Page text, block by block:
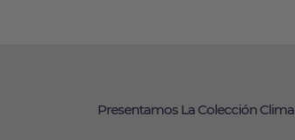
Presentamos La Colección Clima